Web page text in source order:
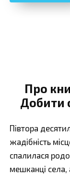
Про
Добити
Півтора
жадібність
спалилася
мешканці